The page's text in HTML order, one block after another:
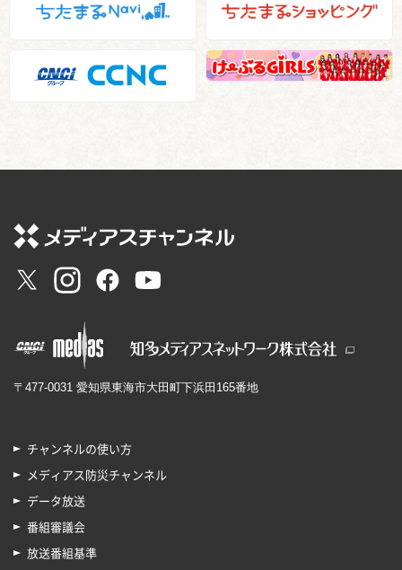
〒477-0031 愛知県東海市大田町下浜田165番地
チャンネルの使い方
メディアス防災チャンネル
データ放送
番組審議会
放送番組基準